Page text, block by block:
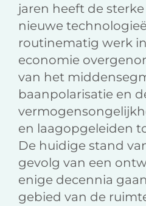
jaren heeft de
nieuwe
routinematig werk
economie
van het
baanpolarisatie en
en laagopgeleiden
De huidige stand
gevolg van een
enige decennia
gebied van de